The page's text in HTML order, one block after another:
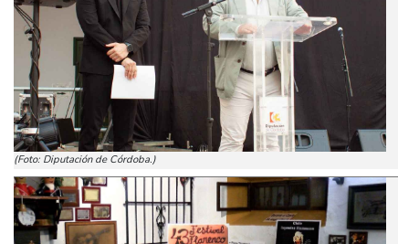
(Foto: Diputación de Córdoba.)